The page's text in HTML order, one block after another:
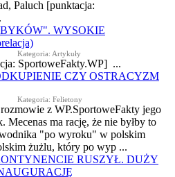
Paluch [punktacja:
WYSOKIE
Kategoria: Artykuły
SportoweFakty.WP] ...
CZY OSTRACYZM
Kategoria: Felietony
z WP.SportoweFakty jego
Mecenas ma rację, że nie byłby to
"po wyroku" w polskim
żużlu, który po wyp ...
RUSZYŁ. DUŻY